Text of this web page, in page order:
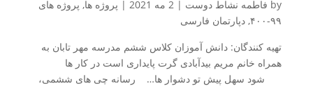
by فاطمه نشاط دوست | 2 مه 2021 | پروژه ها, پروژه های
۹۹-۴۰۰
, دپارتمان فارسی
تهیه کنندگان: دانش آموزان کلاس ششم مدرسه مهر تابان به
همراه خانم مریم بیدآبادی گرت پایداری است در کار ها
شود سهل پیش تو دشوار ها… رسانه چی های ششمی،